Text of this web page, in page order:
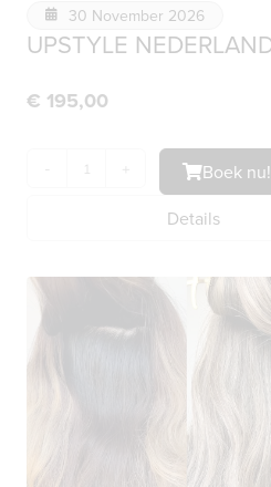
30 November 2026
UPSTYLE
€ 195,00
-
Boek nu!
Details